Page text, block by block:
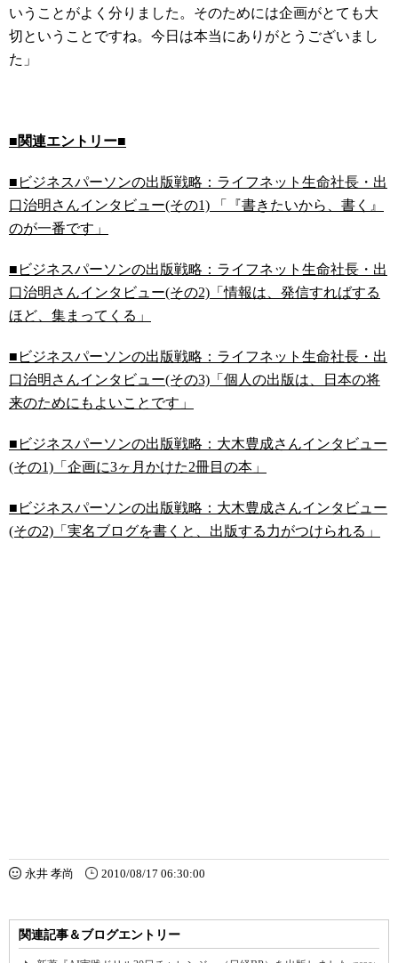
いうことがよく分りました。そのためには企画がとても大
切ということですね。今日は本当にありがとうございまし
た」
■関連エントリー■
■ビジネスパーソンの出版戦略：ライフネット生命社長・出
口治明さんインタビュー(その1) 「『書きたいから、書く』
のが一番です」
■ビジネスパーソンの出版戦略：ライフネット生命社長・出
口治明さんインタビュー(その2)「情報は、発信すればする
ほど、集まってくる」
■ビジネスパーソンの出版戦略：ライフネット生命社長・出
口治明さんインタビュー(その3)「個人の出版は、日本の将
来のためにもよいことです」
■ビジネスパーソンの出版戦略：大木豊成さんインタビュー
(その1)「企画に3ヶ月かけた2冊目の本」
■ビジネスパーソンの出版戦略：大木豊成さんインタビュー
(その2)「実名ブログを書くと、出版する力がつけられる」
永井 孝尚 2010/08/17 06:30:00
関連記事＆ブログエントリー